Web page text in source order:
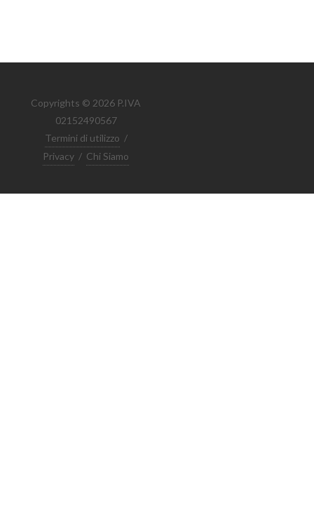
Copyrights © 2026 P.IVA
02152490567
Termini di utilizzo /
Privacy / Chi Siamo